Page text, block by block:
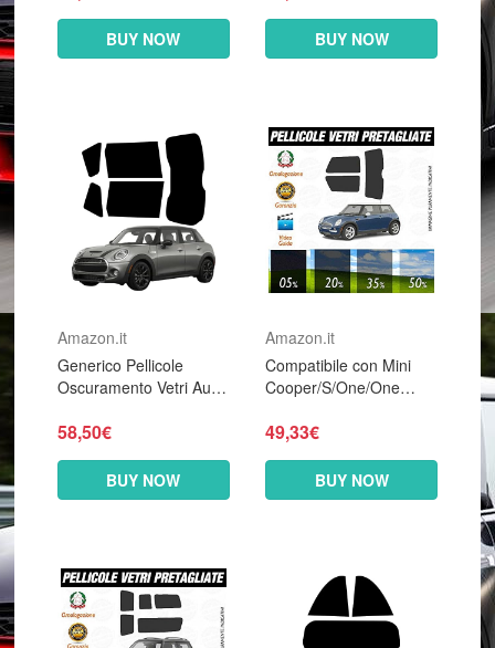
Misura - 05%
BUY NOW BUY NOW
Amazon.it
Generico Pellicole
Oscuramento Vetri Auto
Ricambio Compatibile
Cooper/S/One/One
D/SD...
58,50€
BUY NOW
Amazon.it
Compatibile con Mini
Cooper/S/One/One
Pellicole Oscuramento
Tagliate...
49,33€
BUY NOW